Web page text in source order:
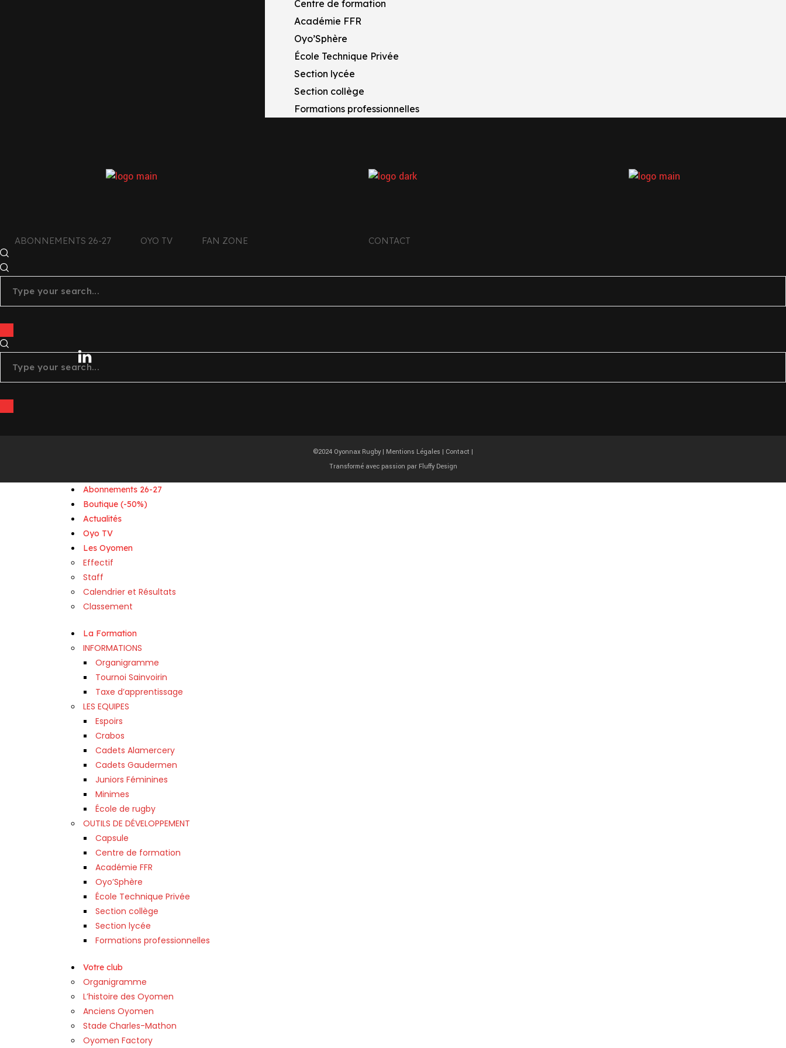
Centre de formation
Académie FFR
Oyo’Sphère
École Technique Privée
Section lycée
Section collège
Formations professionnelles
ABONNEMENTS 26-27 OYO TV FAN ZONE CONTACT
facebook
tiktok
©2024 Oyonnax Rugby | Mentions Légales | Contact |
Transformé avec passion par Fluffy Design
Abonnements 26-27
Boutique (-50%)
Actualités
Oyo TV
Les Oyomen
Effectif
Staff
Calendrier et Résultats
Classement
La Formation
INFORMATIONS
Organigramme
Tournoi Sainvoirin
Taxe d’apprentissage
LES EQUIPES
Espoirs
Crabos
Cadets Alamercery
Cadets Gaudermen
Juniors Féminines
Minimes
École de rugby
OUTILS DE DÉVELOPPEMENT
Capsule
Centre de formation
Académie FFR
Oyo’Sphère
École Technique Privée
Section collège
Section lycée
Formations professionnelles
Votre club
Organigramme
L’histoire des Oyomen
Anciens Oyomen
Stade Charles-Mathon
Oyomen Factory